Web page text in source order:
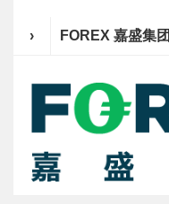
› FOREX 嘉盛集团